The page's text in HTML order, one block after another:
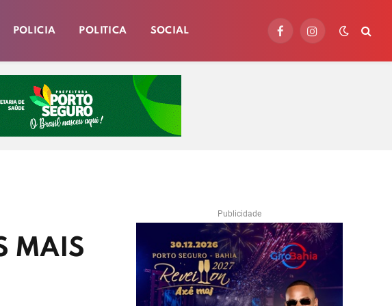
POLICIA POLITICA SOCIAL
FacebookInstagram
MAIS
Publicidade